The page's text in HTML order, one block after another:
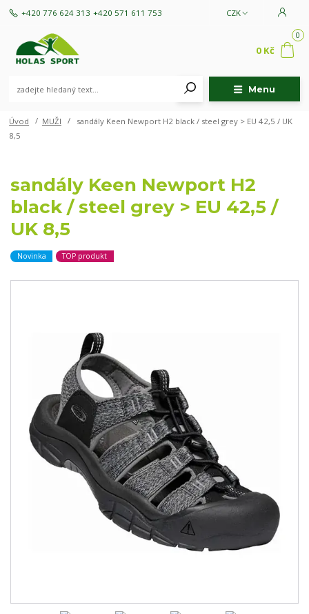
Menu
CZK
+420 776 624 313 +420 571 611 753
0
0 Kč
Úvod MUŽI
sandály Keen Newport H2 black / steel grey > EU 42,5 / UK
8,5
sandály Keen Newport H2
black / steel grey > EU 42,5 /
UK 8,5
Novinka TOP produkt